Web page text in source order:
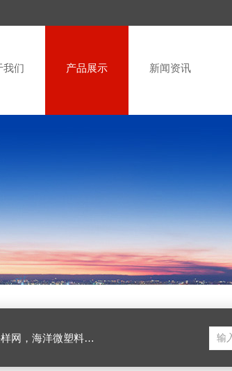
我们 产品展示 新闻资讯
盐分析仪，海洋二氧化碳分压监测仪，超短基线水下定位系统等